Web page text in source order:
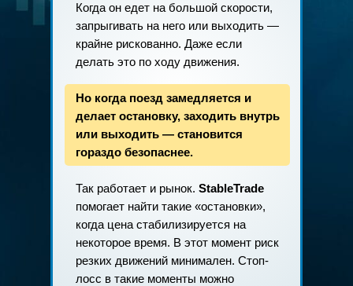
Когда он едет на большой скорости,
запрыгивать на него или выходить —
крайне рискованно. Даже если
делать это по ходу движения.
Но когда поезд замедляется и
делает остановку, заходить внутрь
или выходить — становится
гораздо безопаснее.
Так работает и рынок. StableTrade
помогает найти такие «остановки»,
когда цена стабилизируется на
некоторое время. В этот момент риск
резких движений минимален. Стоп-
лосс в такие моменты можно